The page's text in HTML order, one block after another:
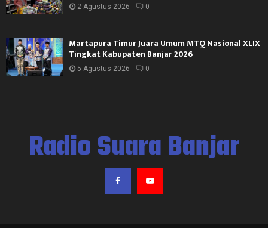
2 Agustus 2026 0
Martapura Timur Juara Umum MTQ Nasional XLIX
Tingkat Kabupaten Banjar 2026
5 Agustus 2026 0
Radio Suara Banjar